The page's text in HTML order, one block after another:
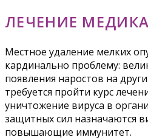
ЛЕЧЕНИЕ
Местное удаление мелких
кардинально проблему:
появления наростов на
требуется пройти курс
уничтожение вируса в
защитных сил назначаются
повышающие иммунитет.